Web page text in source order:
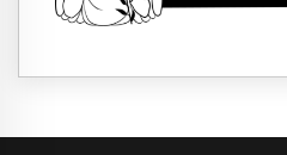
Italia, Antigone:
Parolin conclude